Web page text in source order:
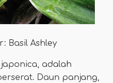
Basil Ashley
japonica, adalah
Daun panjang,